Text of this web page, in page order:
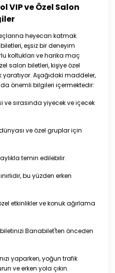
VIP ve Özel Salon
heyecan katmak
eşsiz bir deneyim
koltukları ve harika maç
salon biletleri, kişiye özel
yaratıyor. Aşağıdaki maddeler,
önemli bilgileri içermektedir:
sırasında yiyecek ve içecek
ve özel gruplar için
temin edilebilir.
bu yüzden erken
etkinlikler ve konuk ağırlama
Banabilet'ten önceden
yaparken, yoğun trafik
ve erken yola çıkın.